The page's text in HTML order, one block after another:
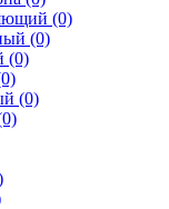
(0)
(0)
(0)
(0)